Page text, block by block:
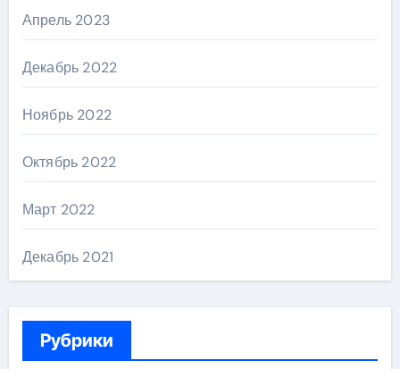
Апрель 2023
Декабрь 2022
Ноябрь 2022
Октябрь 2022
Март 2022
Декабрь 2021
Рубрики